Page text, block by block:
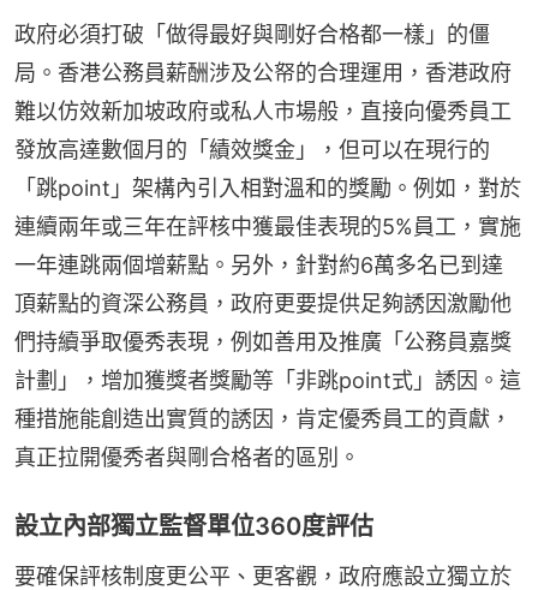
政府必須打破「做得最好與剛好合格都一樣」的僵
局。香港公務員薪酬涉及公帑的合理運用，香港政府
難以仿效新加坡政府或私人市場般，直接向優秀員工
發放高達數個月的「績效獎金」，但可以在現行的
「跳point」架構內引入相對溫和的獎勵。例如，對於
連續兩年或三年在評核中獲最佳表現的5%員工，實施
一年連跳兩個增薪點。另外，針對約6萬多名已到達
頂薪點的資深公務員，政府更要提供足夠誘因激勵他
們持續爭取優秀表現，例如善用及推廣「公務員嘉獎
計劃」，增加獲獎者獎勵等「非跳point式」誘因。這
種措施能創造出實質的誘因，肯定優秀員工的貢獻，
真正拉開優秀者與剛合格者的區別。
設立內部獨立監督單位360度評估
要確保評核制度更公平、更客觀，政府應設立獨立於